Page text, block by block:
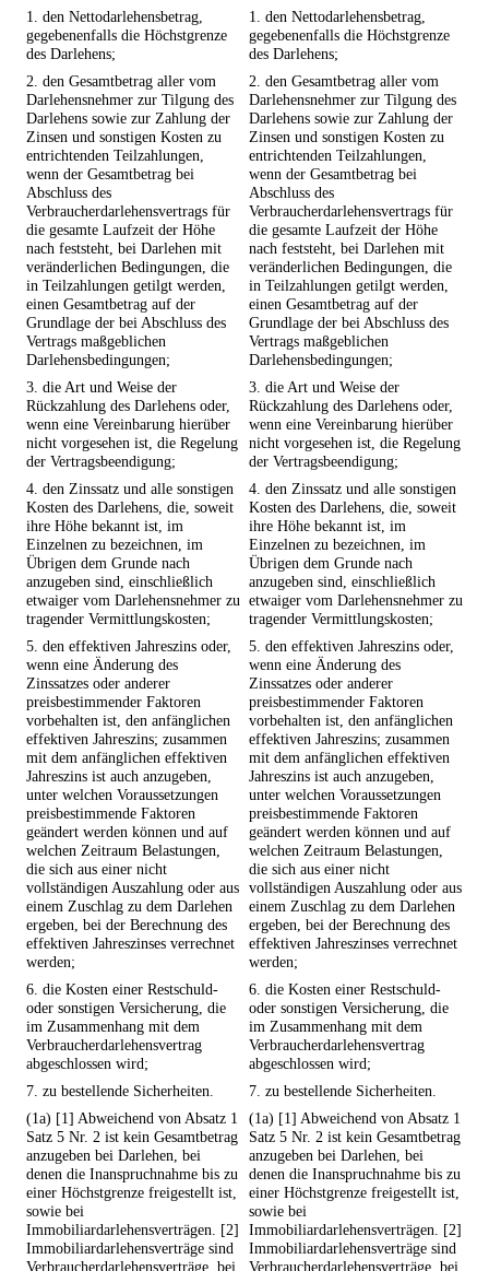
1. den Nettodarlehensbetrag,
gegebenenfalls die Höchstgrenze
des Darlehens;
1. den Nettodarlehensbetrag,
gegebenenfalls die Höchstgrenze
des Darlehens;
2. den Gesamtbetrag aller vom
Darlehensnehmer zur Tilgung des
Darlehens sowie zur Zahlung der
Zinsen und sonstigen Kosten zu
entrichtenden Teilzahlungen,
wenn der Gesamtbetrag bei
Abschluss des
Verbraucherdarlehensvertrags für
die gesamte Laufzeit der Höhe
nach feststeht, bei Darlehen mit
veränderlichen Bedingungen, die
in Teilzahlungen getilgt werden,
einen Gesamtbetrag auf der
Grundlage der bei Abschluss des
Vertrags maßgeblichen
Darlehensbedingungen;
2. den Gesamtbetrag aller vom
Darlehensnehmer zur Tilgung des
Darlehens sowie zur Zahlung der
Zinsen und sonstigen Kosten zu
entrichtenden Teilzahlungen,
wenn der Gesamtbetrag bei
Abschluss des
Verbraucherdarlehensvertrags für
die gesamte Laufzeit der Höhe
nach feststeht, bei Darlehen mit
veränderlichen Bedingungen, die
in Teilzahlungen getilgt werden,
einen Gesamtbetrag auf der
Grundlage der bei Abschluss des
Vertrags maßgeblichen
Darlehensbedingungen;
3. die Art und Weise der
Rückzahlung des Darlehens oder,
wenn eine Vereinbarung hierüber
nicht vorgesehen ist, die Regelung
der Vertragsbeendigung;
3. die Art und Weise der
Rückzahlung des Darlehens oder,
wenn eine Vereinbarung hierüber
nicht vorgesehen ist, die Regelung
der Vertragsbeendigung;
4. den Zinssatz und alle sonstigen
Kosten des Darlehens, die, soweit
ihre Höhe bekannt ist, im
Einzelnen zu bezeichnen, im
Übrigen dem Grunde nach
anzugeben sind, einschließlich
etwaiger vom Darlehensnehmer zu
tragender Vermittlungskosten;
4. den Zinssatz und alle sonstigen
Kosten des Darlehens, die, soweit
ihre Höhe bekannt ist, im
Einzelnen zu bezeichnen, im
Übrigen dem Grunde nach
anzugeben sind, einschließlich
etwaiger vom Darlehensnehmer zu
tragender Vermittlungskosten;
5. den effektiven Jahreszins oder,
wenn eine Änderung des
Zinssatzes oder anderer
preisbestimmender Faktoren
vorbehalten ist, den anfänglichen
effektiven Jahreszins; zusammen
mit dem anfänglichen effektiven
Jahreszins ist auch anzugeben,
unter welchen Voraussetzungen
preisbestimmende Faktoren
geändert werden können und auf
welchen Zeitraum Belastungen,
die sich aus einer nicht
vollständigen Auszahlung oder aus
einem Zuschlag zu dem Darlehen
ergeben, bei der Berechnung des
effektiven Jahreszinses verrechnet
werden;
5. den effektiven Jahreszins oder,
wenn eine Änderung des
Zinssatzes oder anderer
preisbestimmender Faktoren
vorbehalten ist, den anfänglichen
effektiven Jahreszins; zusammen
mit dem anfänglichen effektiven
Jahreszins ist auch anzugeben,
unter welchen Voraussetzungen
preisbestimmende Faktoren
geändert werden können und auf
welchen Zeitraum Belastungen,
die sich aus einer nicht
vollständigen Auszahlung oder aus
einem Zuschlag zu dem Darlehen
ergeben, bei der Berechnung des
effektiven Jahreszinses verrechnet
werden;
6. die Kosten einer Restschuld-
oder sonstigen Versicherung, die
im Zusammenhang mit dem
Verbraucherdarlehensvertrag
abgeschlossen wird;
6. die Kosten einer Restschuld-
oder sonstigen Versicherung, die
im Zusammenhang mit dem
Verbraucherdarlehensvertrag
abgeschlossen wird;
7. zu bestellende Sicherheiten.
7. zu bestellende Sicherheiten.
(1a) [1] Abweichend von Absatz 1
Satz 5 Nr. 2 ist kein Gesamtbetrag
anzugeben bei Darlehen, bei
denen die Inanspruchnahme bis zu
einer Höchstgrenze freigestellt ist,
sowie bei
Immobiliardarlehensverträgen. [2]
Immobiliardarlehensverträge sind
Verbraucherdarlehensverträge, bei
(1a) [1] Abweichend von Absatz 1
Satz 5 Nr. 2 ist kein Gesamtbetrag
anzugeben bei Darlehen, bei
denen die Inanspruchnahme bis zu
einer Höchstgrenze freigestellt ist,
sowie bei
Immobiliardarlehensverträgen. [2]
Immobiliardarlehensverträge sind
Verbraucherdarlehensverträge, bei